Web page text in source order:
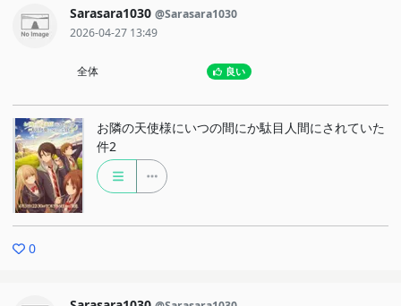
Sarasara1030 @Sarasara1030
2026-04-27 13:49
全体 良い
お隣の天使様にいつの間にか駄目人間にされていた
件2
0